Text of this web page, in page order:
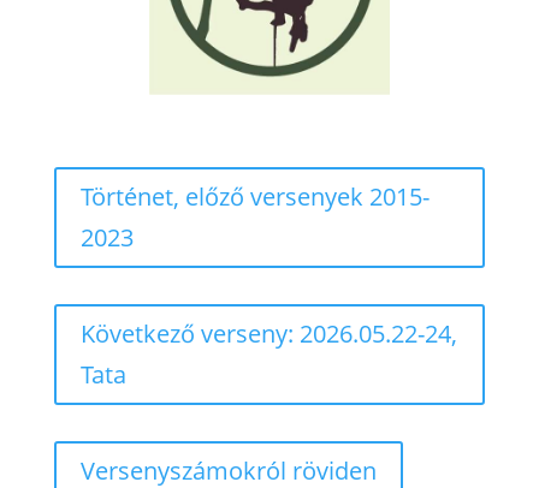
Történet, előző versenyek 2015-
2023
Következő verseny: 2026.05.22-24,
Tata
Versenyszámokról röviden